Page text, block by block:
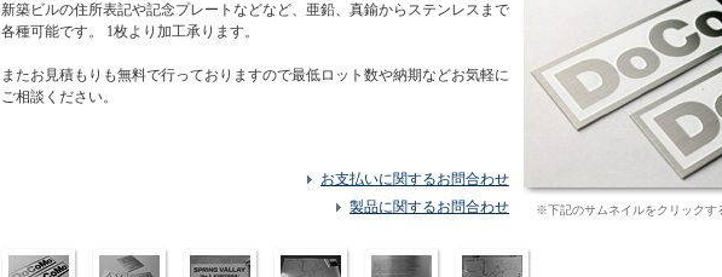
新築ビルの住所表記や記念プレートなどなど、亜鉛、真鍮からステンレスまで
各種可能です。 1枚より加工承ります。
またお見積もりも無料で行っておりますので最低ロット数や納期などお気軽に
ご相談ください。
お支払いに関するお問合わせ
製品に関するお問合わせ
※下記のサムネイルをクリックす